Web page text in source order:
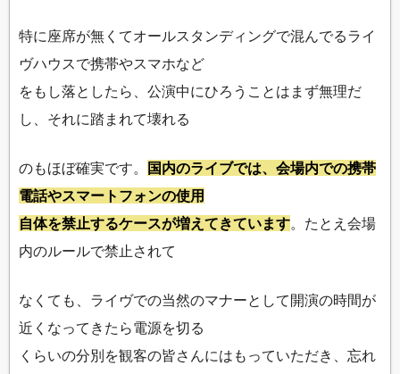
特に座席が無くてオールスタンディングで混んでるライ
ヴハウスで携帯やスマホなど
をもし落としたら、公演中にひろうことはまず無理だ
し、それに踏まれて壊れる
のもほぼ確実です。
国内のライブでは、会場内での携帯
電話やスマートフォンの使用
自体を禁止するケースが増えてきています。たとえ会場
内のルールで禁止されて
なくても、ライヴでの当然のマナーとして開演の時間が
近くなってきたら電源を切る
くらいの分別を観客の皆さんにはもっていただき、忘れ